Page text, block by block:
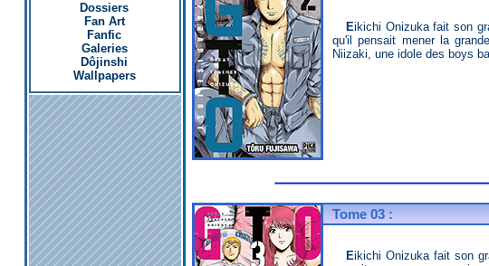
Dossiers
Fan Art
Fanfic
Galeries
Dôjinshi
Wallpapers
Eikichi Onizuka fait son grand retour dans l'enseignement : le voilà chargé de la classe des stars de l'école Kisshô ! Mais alors
qu'il pensait mener la
Niizaki, une idole des boys
Tome 03 :
Eikichi Onizuka fait son grand retour dans l'enseignement : le voilà chargé de la classe des stars de l'école Kisshô ! Alors qu'il